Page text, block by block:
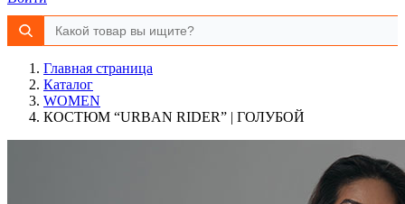
Главная страница
Каталог
WOMEN
КОСТЮМ “URBAN RIDER” | ГОЛУБОЙ